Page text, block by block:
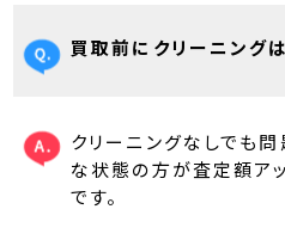
買取前にクリーニング
クリーニングなしでも問
な状態の方が査定額ア
です。